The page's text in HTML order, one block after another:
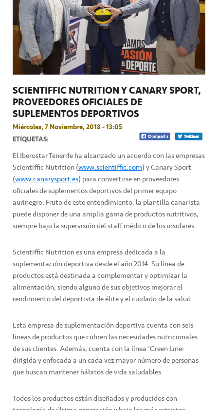
SCIENTIFFIC NUTRITION Y CANARY SPORT,
PROVEEDORES OFICIALES DE
SUPLEMENTOS DEPORTIVOS
Miércoles, 7 Noviembre, 2018 - 13:05
ETIQUETAS:
El Iberostar Tenerife ha alcanzado un acuerdo con las empresas
Scientiffic Nutrition (www.scientiffic.com) y Canary Sport
(www.canarysport.es) para convertirse en proveedores
oficiales de suplementos deportivos del primer equipo
aurinegro. Fruto de este entendimiento, la plantilla canarista
puede disponer de una amplia gama de productos nutritivos,
siempre bajo la supervisión del staff médico de los insulares.
Scientiffic Nutrition es una empresa dedicada a la
suplementación deportiva desde el año 2014. Su línea de
productos está destinada a complementar y optimizar la
alimentación, siendo alguno de sus objetivos mejorar el
rendimiento del deportista de élite y el cuidado de la salud.
Esta empresa de suplementación deportiva cuenta con seis
líneas de productos que cubren las necesidades nutricionales
de sus clientes. Además, cuenta con la línea ‘Green Line’
dirigida y enfocada a un cada vez mayor número de personas
que buscan mantener hábitos de vida saludables.
Todos los productos están diseñados y producidos con